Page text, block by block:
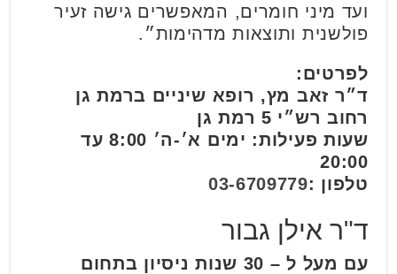
ועד מיני חומרים, המאפשרים גישה זעיר
פולשנית ותוצאות מדהימות״.
לפרטים:
ד״ר זאב מץ, רופא שיניים ברמת גן
רחוב רש״י 5 רמת גן
שעות פעילות: ימים א׳-ה׳ 8:00 עד
20:00
טלפון :03-6709779
ד"ר אילן גבור
עם מעל ל – 30 שנות ניסיון בתחום